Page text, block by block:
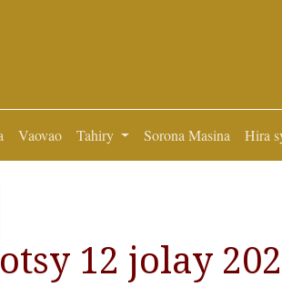
Vaovao Tahiry Sorona Masina Hira
12 jolay